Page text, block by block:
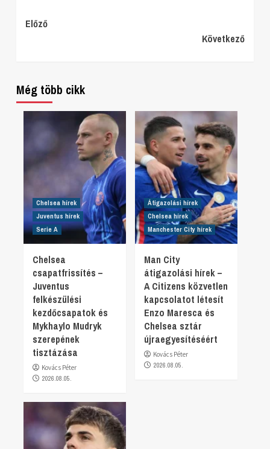
Continue
Előző
Következő
Még több cikk
Chelsea hírek
Juventus hírek
Serie A
Chelsea
csapatfrissítés –
Juventus
felkészülési
kezdőcsapatok és
Mykhaylo Mudryk
szerepének
tisztázása
Kovács Péter
2026.08.05.
Átigazolási hírek
Chelsea hírek
Manchester City hírek
Man City
átigazolási hírek –
A Citizens közvetlen
kapcsolatot létesít
Enzo Maresca és
Chelsea sztár
újraegyesítéséért
Kovács Péter
2026.08.05.